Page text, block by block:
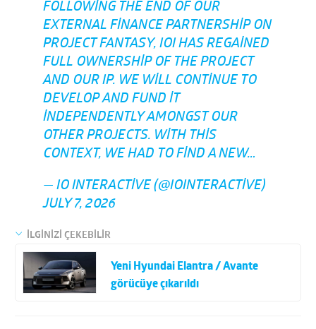
FOLLOWING THE END OF OUR
EXTERNAL FINANCE PARTNERSHIP ON
PROJECT FANTASY, IOI HAS REGAINED
FULL OWNERSHIP OF THE PROJECT
AND OUR IP. WE WILL CONTINUE TO
DEVELOP AND FUND IT
INDEPENDENTLY AMONGST OUR
OTHER PROJECTS. WITH THIS
CONTEXT, WE HAD TO FIND A NEW…
— IO INTERACTIVE (@IOINTERACTIVE)
JULY 7, 2026
İLGİNİZİ ÇEKEBİLİR
Yeni Hyundai Elantra / Avante
görücüye çıkarıldı